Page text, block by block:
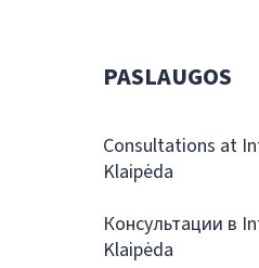
PASLAUGOS
Consultations at
Klaipėda
Консультации в
Klaipėda